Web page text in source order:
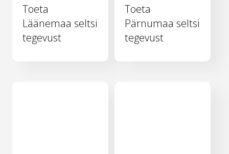
Toeta
Läänemaa seltsi
tegevust
Toeta
Pärnumaa seltsi
tegevust